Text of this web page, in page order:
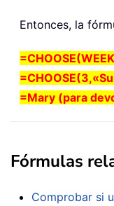
Entonces, la
=Mary (para
Fórmulas
Comprobar si